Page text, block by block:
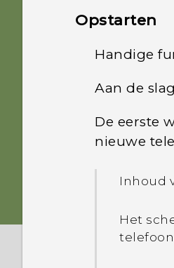
Opstarten
Handige
Aan de slag
HTC
kaarten
De eerste
nieuwe
Inhoud
Het